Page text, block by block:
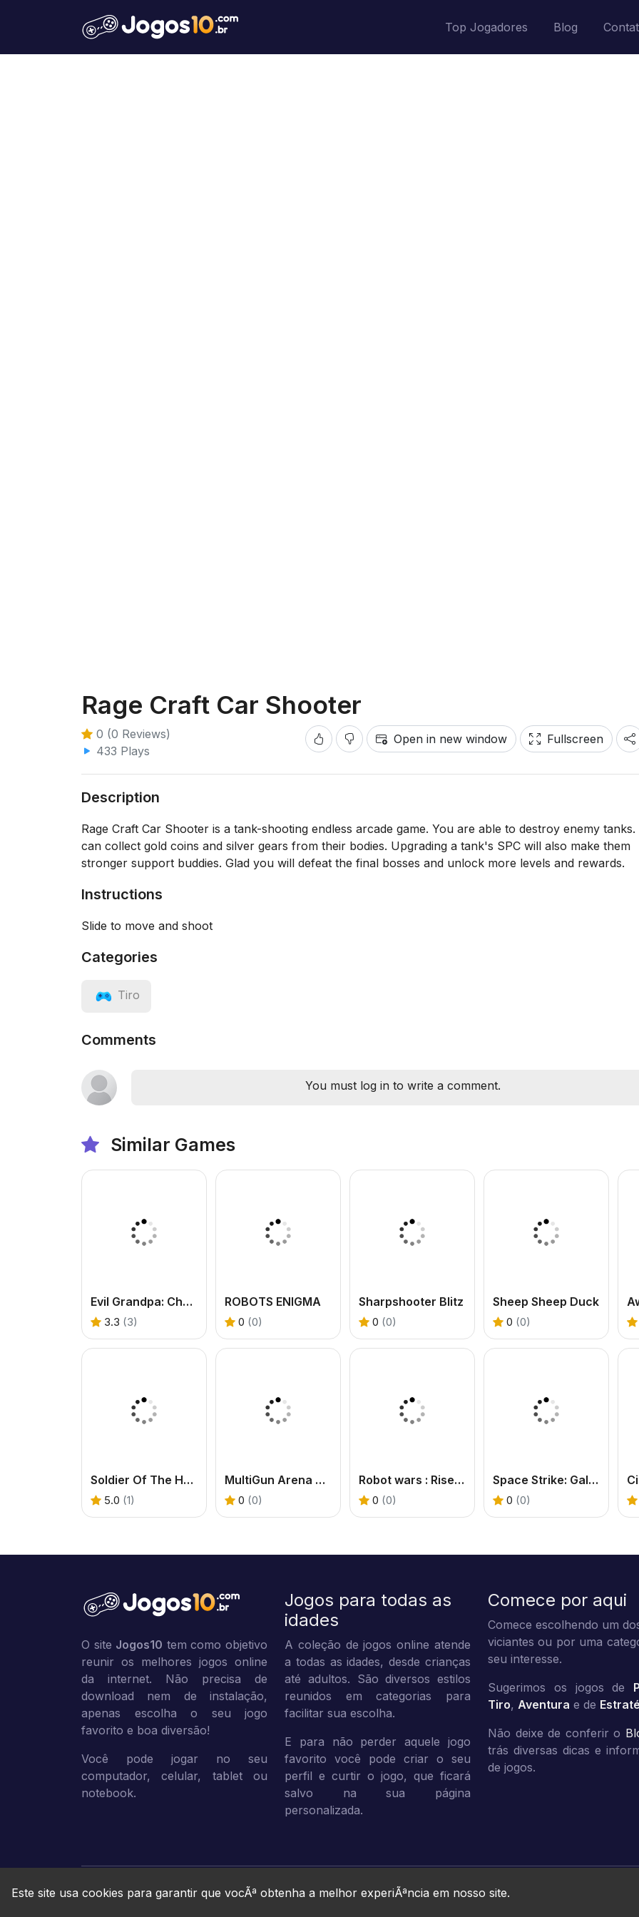
Top Jogadores Blog
Rage Craft Car Shooter
0 (0 Reviews)
433 Plays
Open in new window Fullscreen
Description
Rage Craft Car Shooter is a tank-shooting endless arcade game. You are able to destroy enemy tanks.
can collect gold coins and silver gears from their bodies. Upgrading a tank's SPC will also make them
stronger support buddies. Glad you will defeat the final bosses and unlock more levels and rewards.
Instructions
Slide to move and shoot
Categories
Tiro
Comments
You must log in to write a comment.
Similar Games
Evil Grandpa: Chainsaw Killer
3.3 (3)
ROBOTS ENIGMA
0 (0)
Sharpshooter Blitz
0 (0)
Sheep Sheep Duck
0 (0)
Soldier Of The Homeland
5.0 (1)
MultiGun Arena Zombie Survival
0 (0)
Robot wars : Rise of Resistance
0 (0)
Space Strike: Galaxy Shooter
0 (0)
O site Jogos10 tem como objetivo
reunir os melhores jogos online
da internet. Não precisa de
download nem de instalação,
apenas escolha o seu jogo
favorito e boa diversão!
Você pode jogar no seu
computador, celular, tablet ou
notebook.
Jogos para todas as
idades
A coleção de jogos online atende
a todas as idades, desde crianças
até adultos. São diversos estilos
reunidos em categorias para
facilitar sua escolha.
E para não perder aquele jogo
favorito você pode criar o seu
perfil e curtir o jogo, que ficará
salvo na sua página
personalizada.
Comece por aqui
Comece escolhendo um
viciantes ou por uma
seu interesse.
Sugerimos os jogos de
Tiro, Aventura e de
Não deixe de conferir o
trás diversas dicas e
de jogos.
Jogos10 © 2026. All rights reserved.
Este site usa cookies para garantir que vocÃª obtenha a melhor experiÃªncia em nosso site.